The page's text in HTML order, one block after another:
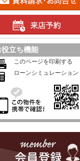
役立ち機能
このページを印刷する
ローンシミュレーション